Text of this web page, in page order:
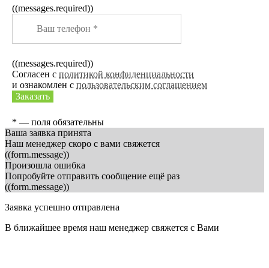
((messages.required))
((messages.required))
Согласен с политикой конфиденциальности
и ознакомлен с пользовательским соглашением
Заказать
* — поля обязательны
Ваша заявка принята
Наш менеджер скоро с вами свяжется
((form.message))
Произошла ошибка
Попробуйте отправить сообщение ещё раз
((form.message))
Заявка успешно отправлена
В ближайшее время наш менеджер свяжется с Вами